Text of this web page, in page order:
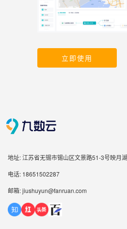
立即使用
地址: 江苏省无锡市锡山区文景路51-3号映月
电话: 18651502287
邮箱: jiushuyun@fanruan.com